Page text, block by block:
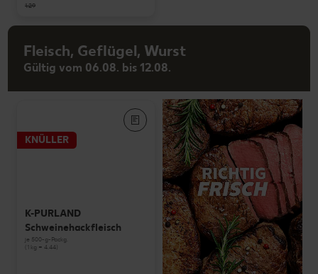
1.29
Fleisch, Geflügel, Wurst
Gültig vom 06.08. bis 12.08.
KNÜLLER
K-PURLAND
Schweinehackfleisch
je 500-g-Packg.
(1 kg = 4.44)